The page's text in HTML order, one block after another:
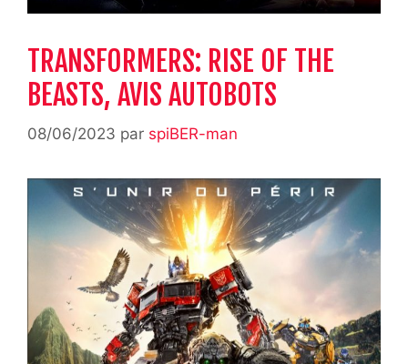
TRANSFORMERS: RISE OF THE
BEASTS, AVIS AUTOBOTS
08/06/2023 par spiBER-man